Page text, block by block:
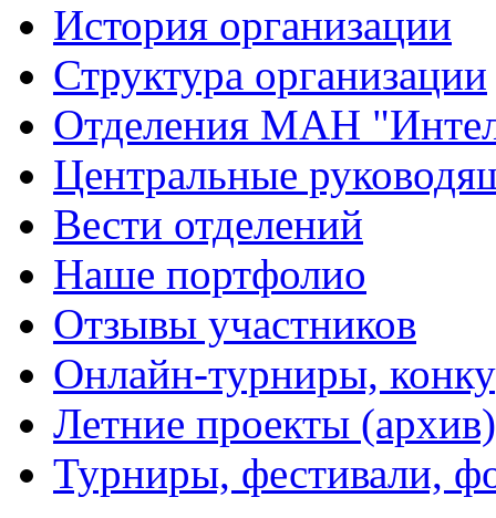
История организации
Структура организации
Отделения МАН
Центральные
Вести отделений
Наше портфолио
Отзывы участников
Онлайн-турниры,
Летние проекты (архив)
Турниры, фестивали,